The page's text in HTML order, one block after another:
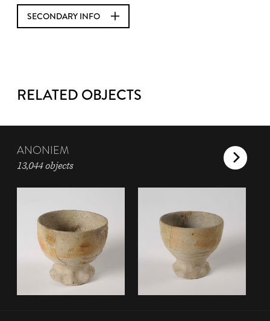
SECONDARY INFO
RELATED OBJECTS
ANONIEM
13,044 objects